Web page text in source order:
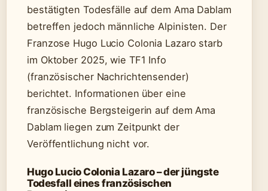
bestätigten Todesfälle auf dem Ama Dablam
betreffen jedoch männliche Alpinisten. Der
Franzose Hugo Lucio Colonia Lazaro starb
im Oktober 2025, wie TF1 Info
(französischer Nachrichtensender)
berichtet. Informationen über eine
französische Bergsteigerin auf dem Ama
Dablam liegen zum Zeitpunkt der
Veröffentlichung nicht vor.
Hugo Lucio Colonia Lazaro – der jüngste
Todesfall eines französischen